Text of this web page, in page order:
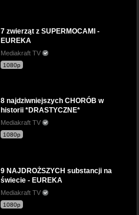
7 zwierząt z SUPERMOCAMI -
EUREKA
Mediakraft TV
1080p
8 najdziwniejszych CHORÓB w
historii *DRASTYCZNE*
Mediakraft TV
1080p
9 NAJDROŻSZYCH substancji na
świecie - EUREKA
Mediakraft TV
1080p